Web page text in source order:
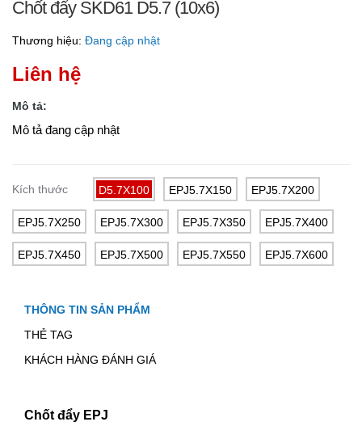
Chốt đẩy SKD61 D5.7 (10x6)
Thương hiệu: Đang cập nhật
Liên hệ
Mô tả:
Mô tả đang cập nhật
Kích thước D5.7X100 EPJ5.7X150 EPJ5.7X200
EPJ5.7X250 EPJ5.7X300 EPJ5.7X350 EPJ5.7X400
EPJ5.7X450 EPJ5.7X500 EPJ5.7X550 EPJ5.7X600
THÔNG TIN SẢN PHẨM
THẺ TAG
KHÁCH HÀNG ĐÁNH GIÁ
Chốt đẩy EPJ